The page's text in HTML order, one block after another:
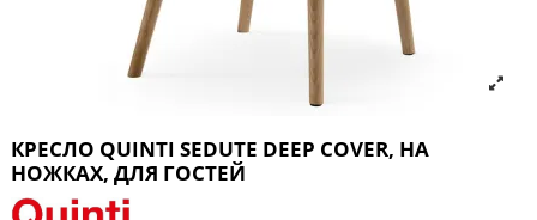
КРЕСЛО QUINTI SEDUTE DEEP COVER, НА
НОЖКАХ, ДЛЯ ГОСТЕЙ